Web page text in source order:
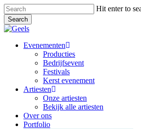
Skip
to
main
content
Hit enter to
Search
Close
Menu
Evenementen
Producties
Bedrijfsevent
Festivals
Kerst evenement
Artiesten
Onze artiesten
Bekijk alle artiesten
Over ons
Portfolio